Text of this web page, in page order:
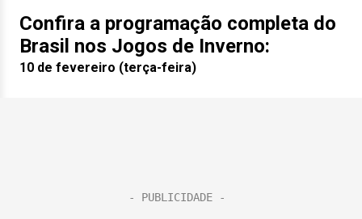
Confira a programação completa do
Brasil nos Jogos de Inverno:
10 de fevereiro (terça-feira)